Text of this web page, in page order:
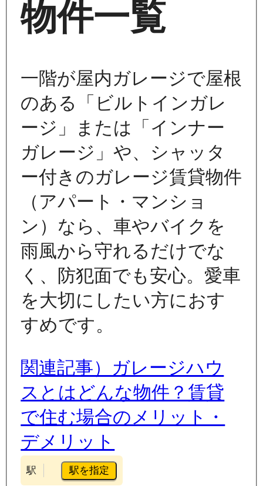
物件一覧
一階が屋内ガレージで屋根
のある「ビルトインガレ
ージ」または「インナー
ガレージ」や、シャッタ
ー付きのガレージ賃貸物件
（アパート・マンショ
ン）なら、車やバイクを
雨風から守れるだけでな
く、防犯面でも安心。愛車
を大切にしたい方におす
すめです。
関連記事）ガレージハウ
スとはどんな物件？賃貸
で住む場合のメリット・
デメリット
駅 駅を指定